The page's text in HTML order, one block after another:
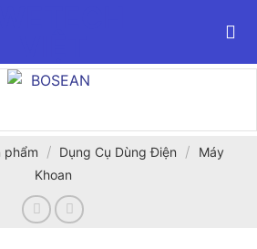
phẩm / Dụng Cụ Dùng Điện /
Máy
Khoan